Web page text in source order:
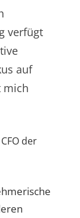
verfügt
auf
mich
der